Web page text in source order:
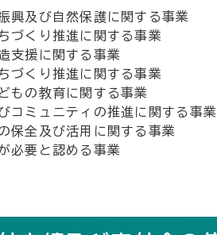
興及び自然保護に関する事業
づくり推進に関する事業
支援に関する事業
づくり推進に関する事業
もの教育に関する事業
コミュニティの推進に関する事業
保全及び活用に関する事業
必要と認める事業